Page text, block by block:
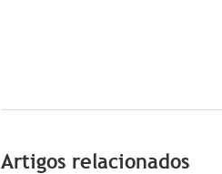
Artigos relacionados